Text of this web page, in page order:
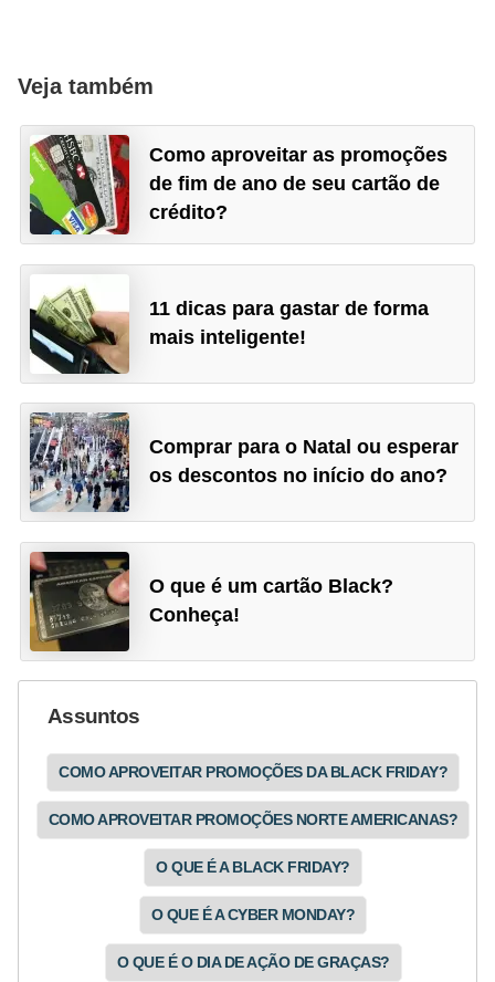
Veja também
Como aproveitar as promoções
de fim de ano de seu cartão de
crédito?
11 dicas para gastar de forma
mais inteligente!
Comprar para o Natal ou esperar
os descontos no início do ano?
O que é um cartão Black?
Conheça!
Assuntos
COMO APROVEITAR PROMOÇÕES DA BLACK FRIDAY?
COMO APROVEITAR PROMOÇÕES NORTE AMERICANAS?
O QUE É A BLACK FRIDAY?
O QUE É A CYBER MONDAY?
O QUE É O DIA DE AÇÃO DE GRAÇAS?